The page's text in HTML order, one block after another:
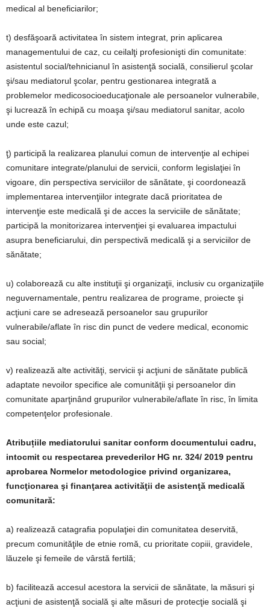
medical al beneficiarilor;
t) desfăşoară activitatea în sistem integrat, prin aplicarea
managementului de caz, cu ceilalţi profesionişti din comunitate:
asistentul social/tehnicianul în asistenţă socială, consilierul şcolar
şi/sau mediatorul şcolar, pentru gestionarea integrată a
problemelor medicosocioeducaţionale ale persoanelor vulnerabile,
şi lucrează în echipă cu moaşa şi/sau mediatorul sanitar, acolo
unde este cazul;
ţ) participă la realizarea planului comun de intervenţie al echipei
comunitare integrate/planului de servicii, conform legislaţiei în
vigoare, din perspectiva serviciilor de sănătate, şi coordonează
implementarea intervenţiilor integrate dacă prioritatea de
intervenţie este medicală şi de acces la serviciile de sănătate;
participă la monitorizarea intervenţiei şi evaluarea impactului
asupra beneficiarului, din perspectivă medicală şi a serviciilor de
sănătate;
u) colaborează cu alte instituţii şi organizaţii, inclusiv cu organizaţiile
neguvernamentale, pentru realizarea de programe, proiecte şi
acţiuni care se adresează persoanelor sau grupurilor
vulnerabile/aflate în risc din punct de vedere medical, economic
sau social;
v) realizează alte activităţi, servicii şi acţiuni de sănătate publică
adaptate nevoilor specifice ale comunităţii şi persoanelor din
comunitate aparţinând grupurilor vulnerabile/aflate în risc, în limita
competenţelor profesionale.
Atribuțiile mediatorului sanitar conform documentului cadru,
intocmit cu respectarea prevederilor HG nr. 324/ 2019 pentru
aprobarea Normelor metodologice privind organizarea,
funcţionarea şi finanţarea activităţii de asistenţă medicală
comunitară:
a) realizează catagrafia populaţiei din comunitatea deservită,
precum comunităţile de etnie romă, cu prioritate copiii, gravidele,
lăuzele şi femeile de vârstă fertilă;
b) facilitează accesul acestora la servicii de sănătate, la măsuri şi
acţiuni de asistenţă socială şi alte măsuri de protecţie socială şi